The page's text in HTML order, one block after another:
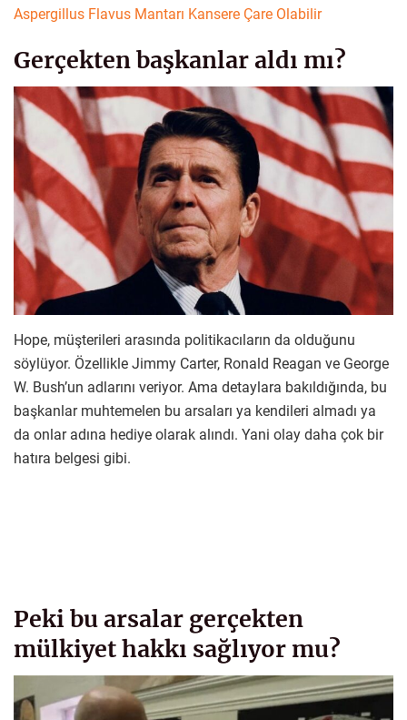
Aspergillus Flavus Mantarı Kansere Çare Olabilir
Gerçekten başkanlar aldı mı?
Hope, müşterileri arasında politikacıların da olduğunu
söylüyor. Özellikle Jimmy Carter, Ronald Reagan ve George
W. Bush’un adlarını veriyor. Ama detaylara bakıldığında, bu
başkanlar muhtemelen bu arsaları ya kendileri almadı ya
da onlar adına hediye olarak alındı. Yani olay daha çok bir
hatıra belgesi gibi.
Peki bu arsalar gerçekten
mülkiyet hakkı sağlıyor mu?